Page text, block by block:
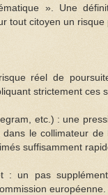
». Une
tout citoyen un
réel de
strictement ces
etc.) : une
le collimateur
suffisamment
: un pas
européenne.